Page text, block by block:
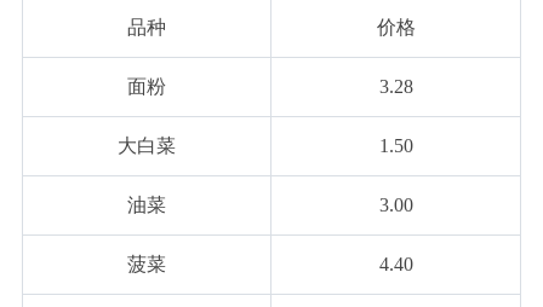
品种 价格
面粉 3.28
大白菜 1.50
油菜 3.00
菠菜 4.40